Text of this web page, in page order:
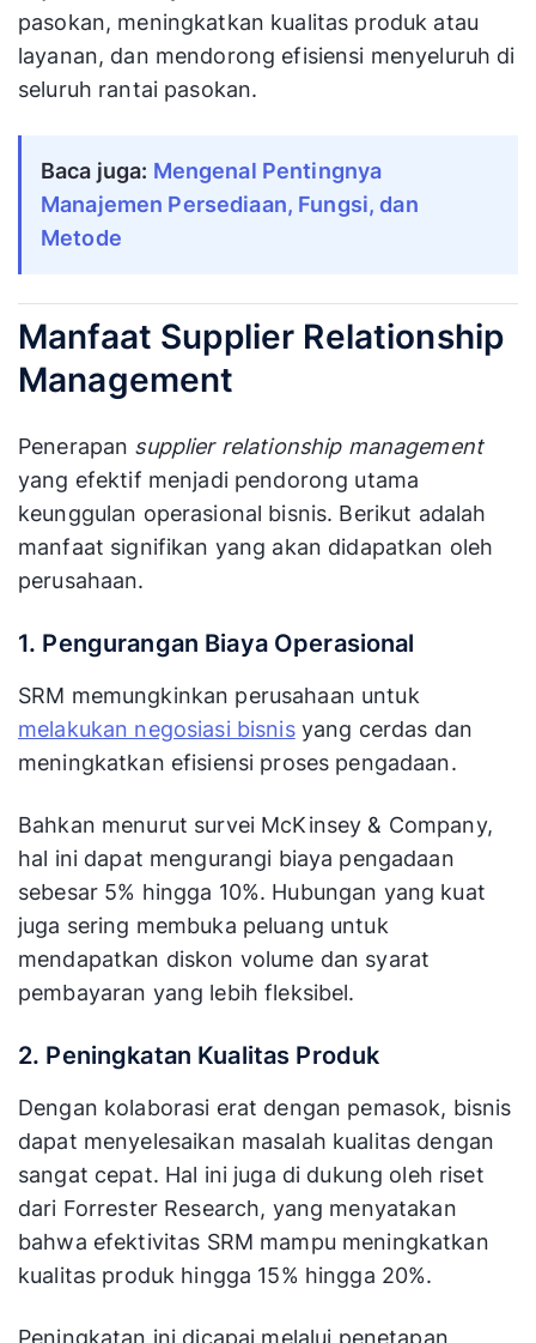
pasokan, meningkatkan kualitas produk atau
layanan, dan mendorong efisiensi menyeluruh di
seluruh rantai pasokan.
Baca juga: Mengenal Pentingnya
Manajemen Persediaan, Fungsi, dan
Metode
Manfaat Supplier Relationship
Management
Penerapan supplier relationship management
yang efektif menjadi pendorong utama
keunggulan operasional bisnis. Berikut adalah
manfaat signifikan yang akan didapatkan oleh
perusahaan.
1. Pengurangan Biaya Operasional
SRM memungkinkan perusahaan untuk
melakukan negosiasi bisnisyang cerdas dan
meningkatkan efisiensi proses pengadaan.
Bahkan menurut survei McKinsey & Company,
hal ini dapat mengurangi biaya pengadaan
sebesar 5% hingga 10%. Hubungan yang kuat
juga sering membuka peluang untuk
mendapatkan diskon volume dan syarat
pembayaran yang lebih fleksibel.
2. Peningkatan Kualitas Produk
Dengan kolaborasi erat dengan pemasok, bisnis
dapat menyelesaikan masalah kualitas dengan
sangat cepat. Hal ini juga di dukung oleh riset
dari Forrester Research, yang menyatakan
bahwa efektivitas SRM mampu meningkatkan
kualitas produk hingga 15% hingga 20%.
Peningkatan ini dicapai melalui penetapan